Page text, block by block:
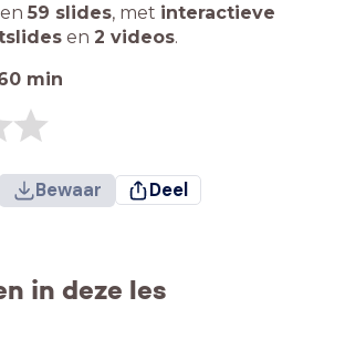
59 slides, met interactieve
en 2 videos.
min
Bewaar Deel
in deze les